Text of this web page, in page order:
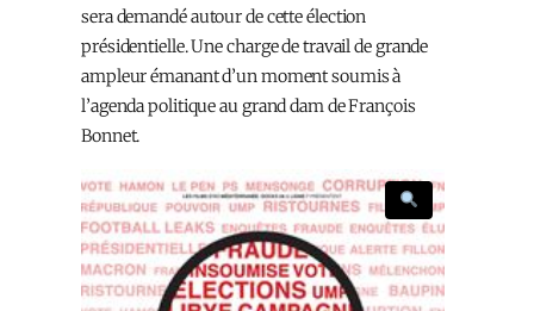
sera demandé autour de cette élection
présidentielle. Une charge de travail de grande
ampleur émanant d’un moment soumis à
l’agenda politique au grand dam de François
Bonnet.